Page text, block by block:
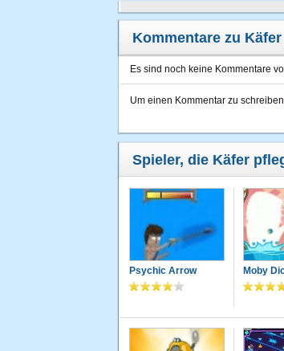
Kommentare zu
Es sind noch keine Kommentare
Um einen Kommentar zu schreiben
Spieler, die Käfer
Psychic Arrow Moby